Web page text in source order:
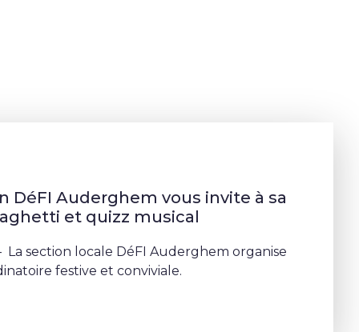
DéFI Auderghem vous invite à sa
et quizz musical
La section locale DéFI Auderghem organise
festive et conviviale.